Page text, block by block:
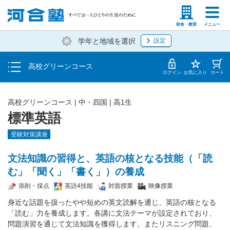
校舎・教室 メニュー
塾生の方 高等学校の先生
学年と地域を選択 設定
高校グリーンコース
学費の仕組み・支払方法
受講開始までの流れ
校舎・教室一覧 ログイン お気に入り カート
高校グリーンコース | 中・四国 | 高1生
標準英語
受験対策講座
文法知識の習得と、英語の核となる技能（「読
む」「聞く」「書く」）の養成
添削・採点 英語4技能 対面授業 映像授業
身近な話題を扱ったやや短めの英文読解を通じ、英語の核となる
「読む」力を養成します。各講に文法テーマが設定されており、
問題演習を通じて文法知識を獲得します。またリスニング問題、